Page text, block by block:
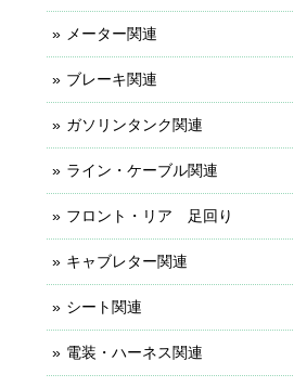
メーター関連
ブレーキ関連
ガソリンタンク関連
ライン・ケーブル関連
フロント・リア 足回り
キャブレター関連
シート関連
電装・ハーネス関連